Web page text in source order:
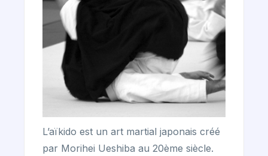
L’aïkido est un art martial japonais créé
par Morihei Ueshiba au 20ème siècle.